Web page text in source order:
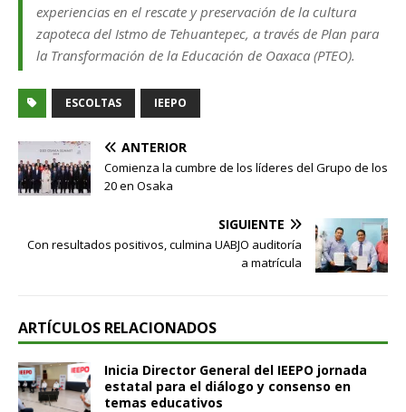
experiencias en el rescate y preservación de la cultura
zapoteca del Istmo de Tehuantepec, a través de Plan para
la Transformación de la Educación de Oaxaca (PTEO).
ESCOLTAS IEEPO
ANTERIOR
Comienza la cumbre de los líderes del Grupo de los
20 en Osaka
SIGUIENTE
Con resultados positivos, culmina UABJO auditoría
a matrícula
ARTÍCULOS RELACIONADOS
Inicia Director General del IEEPO jornada
estatal para el diálogo y consenso en
temas educativos